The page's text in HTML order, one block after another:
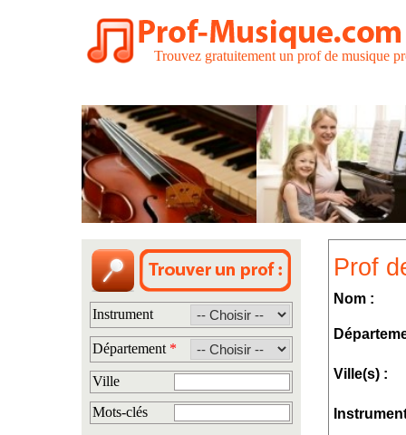
Trouvez gratuitement un prof de musique
Instrument
Département *
Ville
Mots-clés
Prof
Nom :
Ville(s) :